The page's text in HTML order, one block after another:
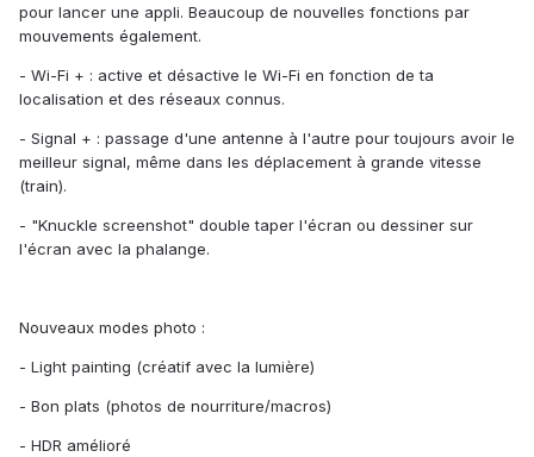
pour lancer une appli. Beaucoup de nouvelles fonctions par
mouvements également.
- Wi-Fi + : active et désactive le Wi-Fi en fonction de ta
localisation et des réseaux connus.
- Signal + : passage d'une antenne à l'autre pour toujours avoir le
meilleur signal, même dans les déplacement à grande vitesse
(train).
- "Knuckle screenshot" double taper l'écran ou dessiner sur
l'écran avec la phalange.
Nouveaux modes photo :
- Light painting (créatif avec la lumière)
- Bon plats (photos de nourriture/macros)
- HDR amélioré